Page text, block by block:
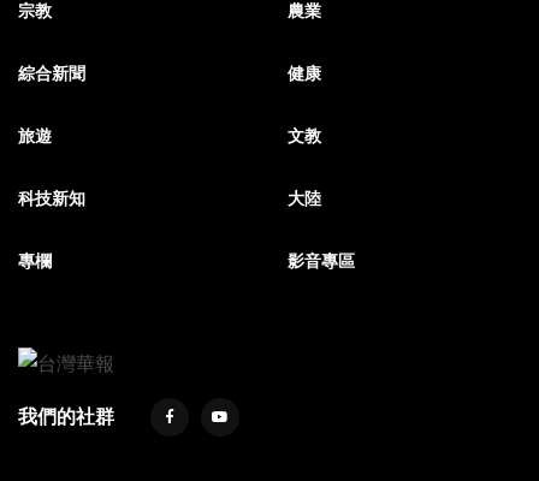
宗教 農業
綜合新聞 健康
旅遊 文教
科技新知 大陸
專欄 影音專區
我們的社群